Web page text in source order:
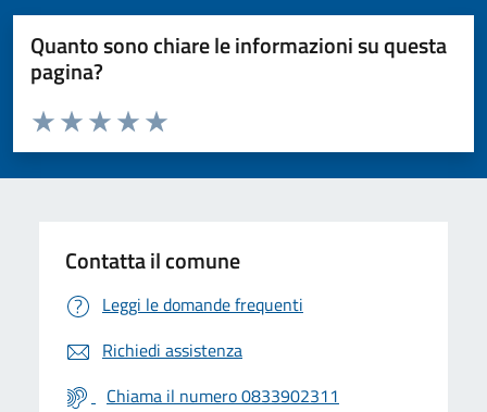
Quanto sono chiare le informazioni su questa
pagina?
Valuta da 1 a 5 stelle la pagina
Valuta 5 stelle su 5
Valuta 4 stelle su 5
Valuta 3 stelle su 5
Valuta 2 stelle su 5
Valuta 1 stelle su 5
Contatta il comune
Leggi le domande frequenti
Richiedi assistenza
Chiama il numero 0833902311